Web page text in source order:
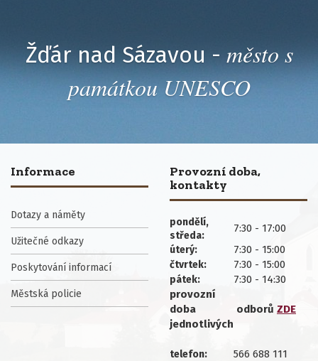
Žďár nad Sázavou - město s
památkou UNESCO
Informace
Dotazy a náměty
Užitečné odkazy
Poskytování informací
Městská policie
Provozní doba,
kontakty
pondělí,
středa:
7:30 - 17:00
úterý: 7:30 - 15:00
čtvrtek: 7:30 - 15:00
pátek:
7:30 - 14:30
provozní
doba
jednotlivých
odborů ZDE
telefon: 566 688 111